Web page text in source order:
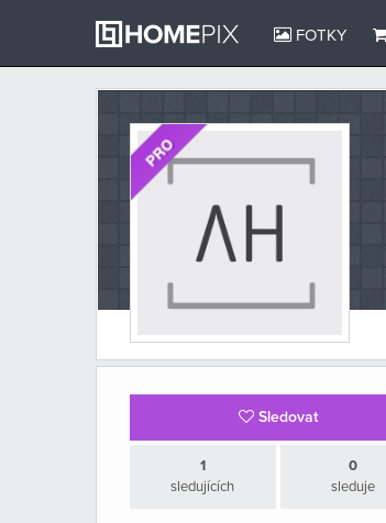
FOTKY
Sledovat
1
sledujících
0
sleduje